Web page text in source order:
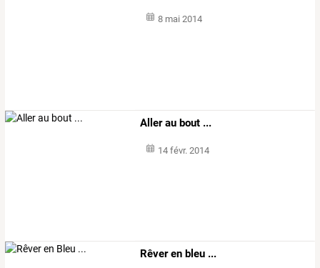
8 mai 2014
Aller au bout ...
14 févr. 2014
Rêver en bleu ...